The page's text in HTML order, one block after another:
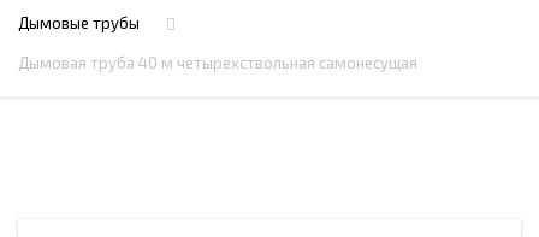
Дымовые трубы
Дымовая труба 40 м четырехствольная самонесущая